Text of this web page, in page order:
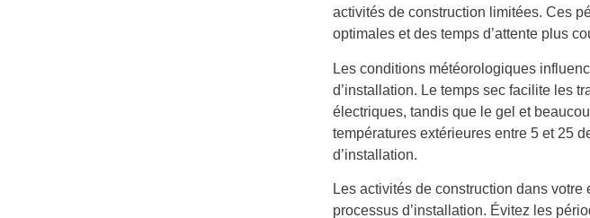
activités de construction limitées. Ces
optimales et des temps d’attente plus
Les conditions météorologiques
d’installation. Le temps sec facilite les
électriques, tandis que le gel et
températures extérieures entre 5 et 25
d’installation.
Les activités de construction dans
processus d’installation. Évitez les